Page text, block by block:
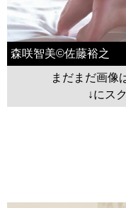
森咲智美©佐藤裕之
まだまだ画像
↓にス